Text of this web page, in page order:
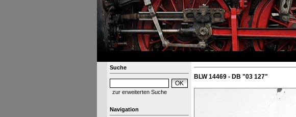
Suche
zur erweiterten Suche
Navigation
BLW 14469 - DB "03 127"